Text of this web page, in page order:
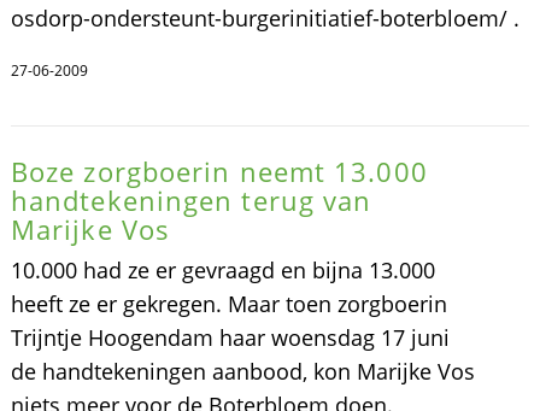
osdorp-ondersteunt-burgerinitiatief-boterbloem/ .
27-06-2009
Boze zorgboerin neemt 13.000
handtekeningen terug van
Marijke Vos
10.000 had ze er gevraagd en bijna 13.000
heeft ze er gekregen. Maar toen zorgboerin
Trijntje Hoogendam haar woensdag 17 juni
de handtekeningen aanbood, kon Marijke Vos
niets meer voor de Boterbloem doen.